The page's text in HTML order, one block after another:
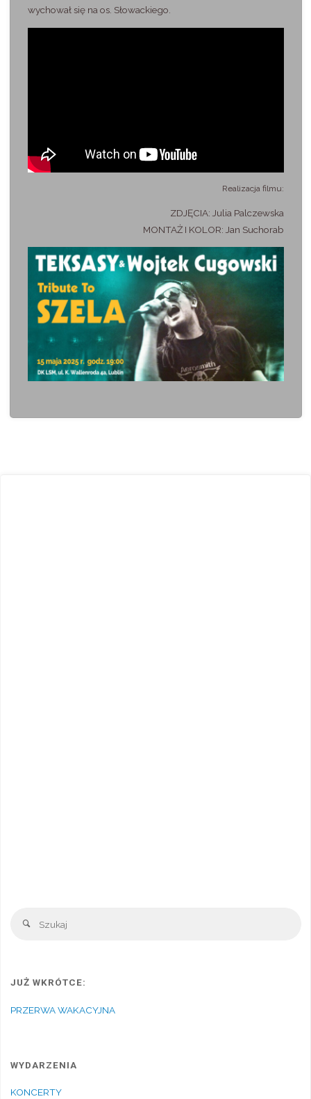
wychował się na os. Słowackiego.
Realizacja filmu:
ZDJĘCIA: Julia Palczewska
MONTAŻ I KOLOR: Jan Suchorab
Szukaj
JUŻ WKRÓTCE:
PRZERWA WAKACYJNA
WYDARZENIA
KONCERTY